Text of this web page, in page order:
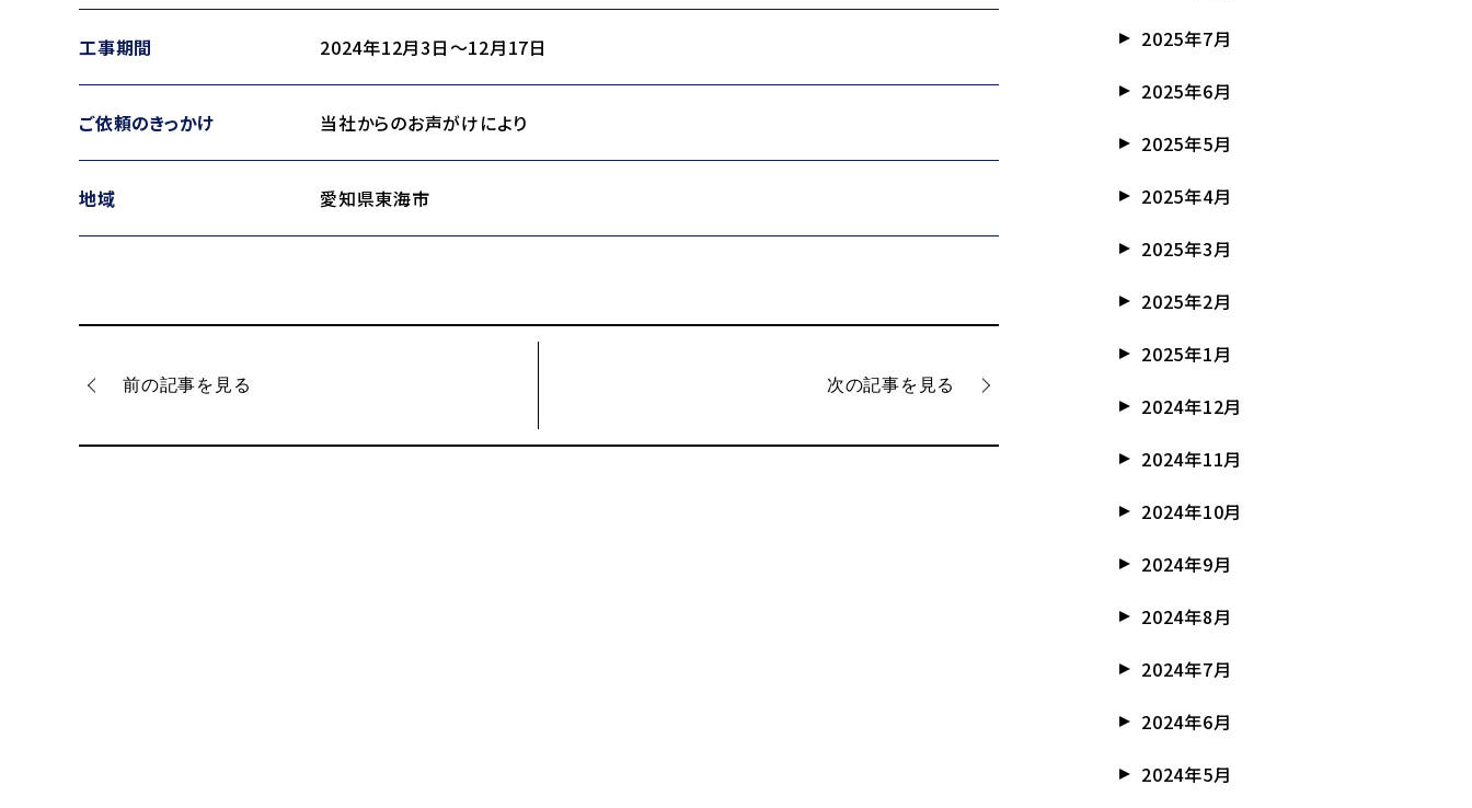
工事期間 2024年12月3日～12月17日
ご依頼のきっかけ 当社からのお声がけにより
地域 愛知県東海市
前の記事を見る 次の記事を見る
2025年7月
2025年6月
2025年5月
2025年4月
2025年3月
2025年2月
2025年1月
2024年12月
2024年11月
2024年10月
2024年9月
2024年8月
2024年7月
2024年6月
2024年5月